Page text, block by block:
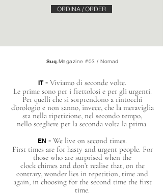
ORDINA / ORDER
Suq. Magazine #03 / Nomad
IT - Viviamo di seconde volte.
Le prime sono per i frettolosi e per gli urgenti.
Per quelli che si sorprendono a rintocchi
d’orologio e non sanno, invece, che la meraviglia
sta nella ripetizione, nel secondo tempo,
nello scegliere per la seconda volta la prima.
EN - We live on second times.
First times are for hasty and urgent people. For
those who are surprised when the
clock chimes and don’t realise that, on the
contrary, wonder lies in repetition, time and
again, in choosing for the second time the first
time.